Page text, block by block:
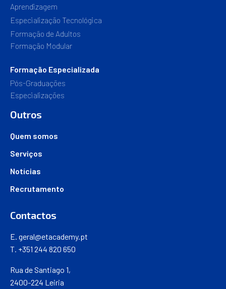
Aprendizagem
Especialização Tecnológica
Formação de Adultos
Formação Modular
Formação Especializada
Pós-Graduações
Especializações
Outros
Quem somos
Serviços
Notícias
Recrutamento
Contactos
E. geral@etacademy.pt
T. +351 244 820 650
Rua de Santiago 1,
2400-224 Leiria